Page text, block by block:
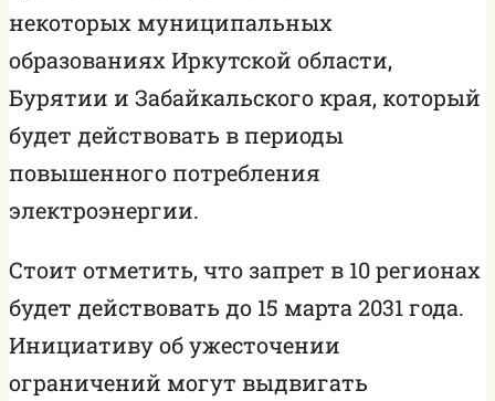
некоторых муниципальных
образованиях Иркутской области,
Бурятии и Забайкальского края, который
будет действовать в периоды
повышенного потребления
электроэнергии.
Стоит отметить, что запрет в 10 регионах
будет действовать до 15 марта 2031 года.
Инициативу об ужесточении
ограничений могут выдвигать